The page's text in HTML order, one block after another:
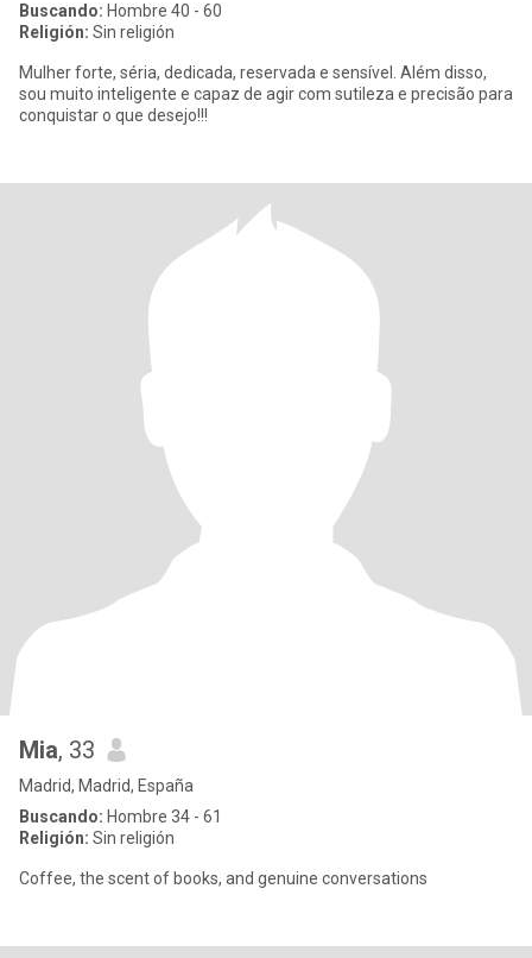
Buscando: Hombre 40 - 60
Religión: Sin religión
Mulher forte, séria, dedicada, reservada e sensível. Além disso,
sou muito inteligente e capaz de agir com sutileza e precisão para
conquistar o que desejo!!!
Mia, 33
Madrid, Madrid, España
Buscando: Hombre 34 - 61
Religión: Sin religión
Coffee, the scent of books, and genuine conversations